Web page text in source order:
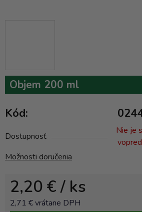
Objem 200 ml
Kód:
Dostupnosť
Nie je
Možnosti doručenia
2,20 €/ ks
2,71 € vrátane DPH